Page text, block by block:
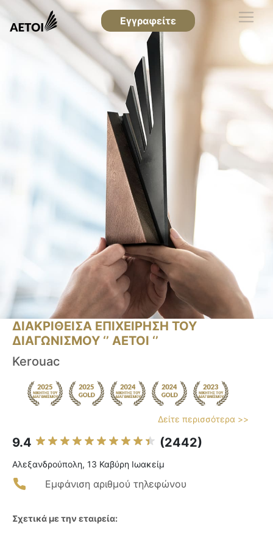
Εγγραφείτε
ΔΙΑΚΡΙΘΕΙΣΑ ΕΠΙΧΕΙΡΗΣΗ ΤΟΥ
ΔΙΑΓΩΝΙΣΜΟΥ ‘’ ΑΕΤΟΙ ‘’
Kerouac
Δείτε περισσότερα >>
9.4 (2442)
Αλεξανδρούπολη, 13 Καβύρη Ιωακείμ
Εμφάνιση αριθμού τηλεφώνου
Σχετικά με την εταιρεία: